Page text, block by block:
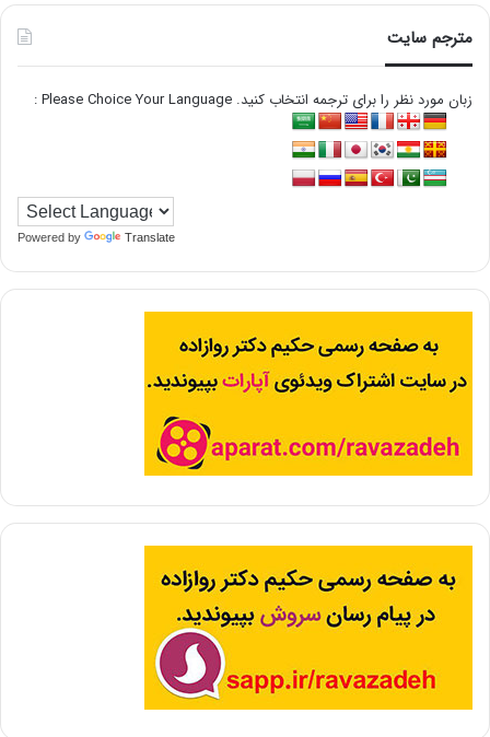
مترجم سایت
زبان مورد نظر را برای ترجمه انتخاب کنید. Please Choice Your Language :
Powered by Translate